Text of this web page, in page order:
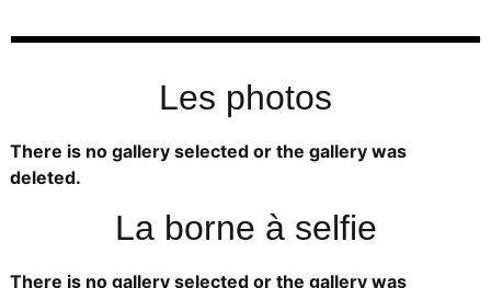
Les photos
There is no gallery selected or the gallery was
deleted.
La borne à selfie
There is no gallery selected or the gallery was